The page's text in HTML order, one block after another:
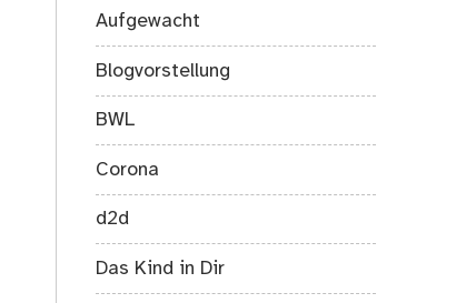
Aufgewacht
Blogvorstellung
BWL
Corona
d2d
Das Kind in Dir